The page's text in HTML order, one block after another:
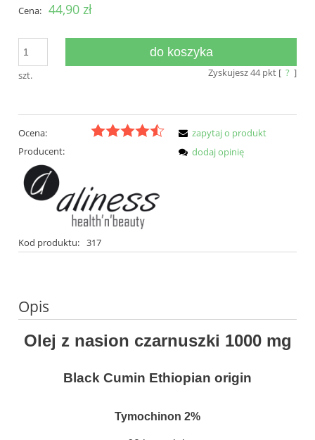
Cena: 44,90 zł
szt.
do koszyka
Zyskujesz44pkt [ ? ]
Ocena:
Producent:
Kod produktu: 317
zapytaj o produkt
dodaj opinię
Opis
Olej z nasion czarnuszki 1000 mg
Black Cumin Ethiopian origin
Tymochinon 2%